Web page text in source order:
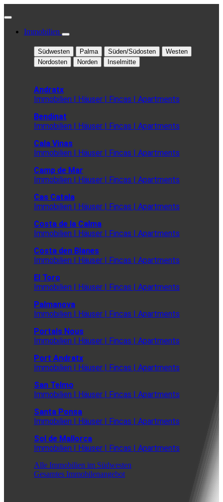
Immobilien
Südwesten Palma Süden/Südosten
Westen
Nordosten
Norden Inselmitte
Andratx
Immobilien | Häuser | Fincas | Apartments
Bendinat
Immobilien | Häuser | Fincas | Apartments
Cala Vinas
Immobilien | Häuser | Fincas | Apartments
Camp de Mar
Immobilien | Häuser | Fincas | Apartments
Cas Catala
Immobilien | Häuser | Fincas | Apartments
Costa de la Calma
Immobilien | Häuser | Fincas | Apartments
Costa den Blanes
Immobilien | Häuser | Fincas | Apartments
El Toro
Immobilien | Häuser | Fincas | Apartments
Palmanova
Immobilien | Häuser | Fincas | Apartments
Portals Nous
Immobilien | Häuser | Fincas | Apartments
Port Andratx
Immobilien | Häuser | Fincas | Apartments
San Telmo
Immobilien | Häuser | Fincas | Apartments
Santa Ponsa
Immobilien | Häuser | Fincas | Apartments
Sol de Mallorca
Immobilien | Häuser | Fincas | Apartments
Alle Immobilien im Südwesten
Gesamtes Immobilenangebot